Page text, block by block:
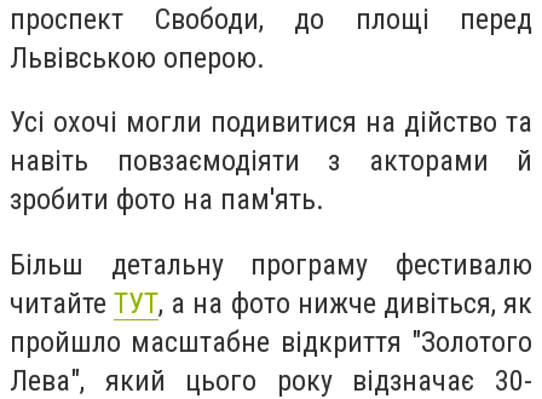
проспект Свободи, до площі перед
Львівською оперою.
Усі охочі могли подивитися на дійство та
навіть повзаємодіяти з акторами й
зробити фото на пам'ять.
Більш детальну програму фестивалю
читайтеТУТ, а на фото нижче дивіться, як
пройшло масштабне відкриття "Золотого
Лева", який цього року відзначає 30-